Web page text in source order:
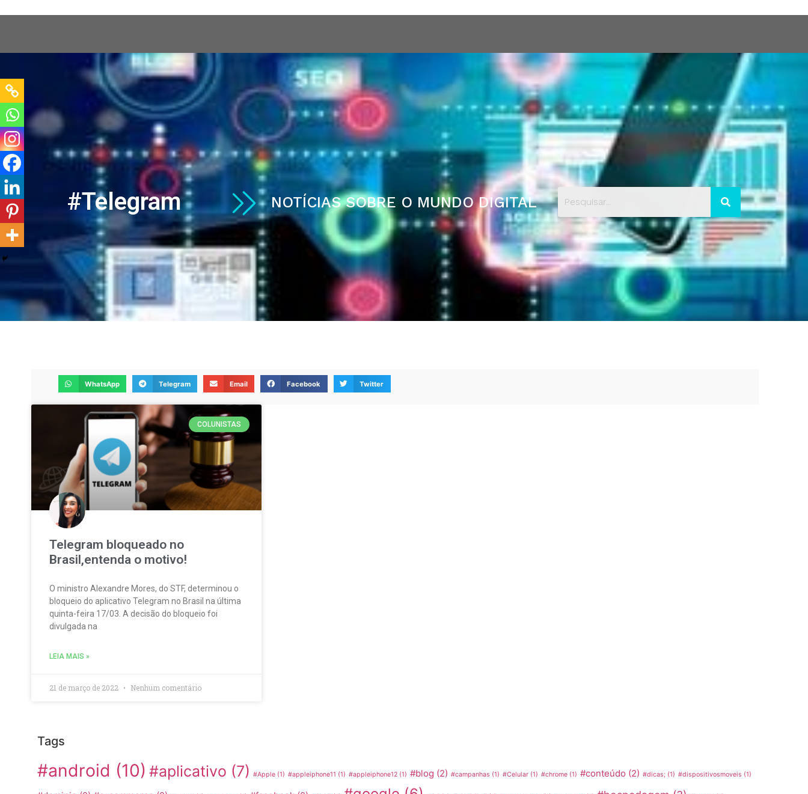
Conectando sua empresa ao mundo digital
Quem Somos Serviços Hospedagem VPS Blog Portfólio
#Telegram NOTÍCIAS SOBRE O MUNDO DIGITAL
WhatsApp Telegram Email Facebook Twitter
COLUNISTAS
Telegram bloqueado no
Brasil,entenda o motivo!
O ministro Alexandre Mores, do STF, determinou o
bloqueio do aplicativo Telegram no Brasil na última
quinta-feira 17/03. A decisão do bloqueio foi
divulgada na
LEIA MAIS »
21 de março de 2022 Nenhum comentário
Tags
#android (10) #aplicativo (7) #Apple (1) #appleiphone11 (1) #appleiphone12 (1) #blog (2) #campanhas (1) #Celular (1) #chrome (1) #conteúdo (2) #dicas; (1) #dispositivosmoveis (1)